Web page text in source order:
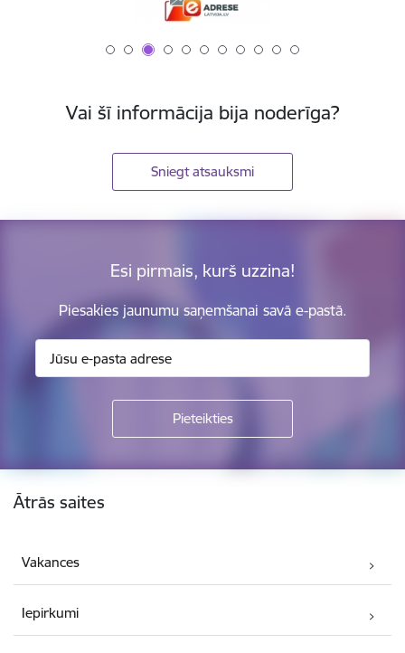
Vai šī informācija bija noderīga?
Sniegt atsauksmi
Esi pirmais, kurš uzzina!
Piesakies jaunumu saņemšanai savā e-pastā.
Kājene
Ātrās saites
Vakances
Iepirkumi